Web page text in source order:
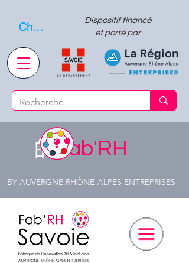
Choisissez quand l'envoyer
Dispositif financé
et porté par
的Fab'RH
BY AUVERGNE RHÔNE-ALPES ENTREPRISES